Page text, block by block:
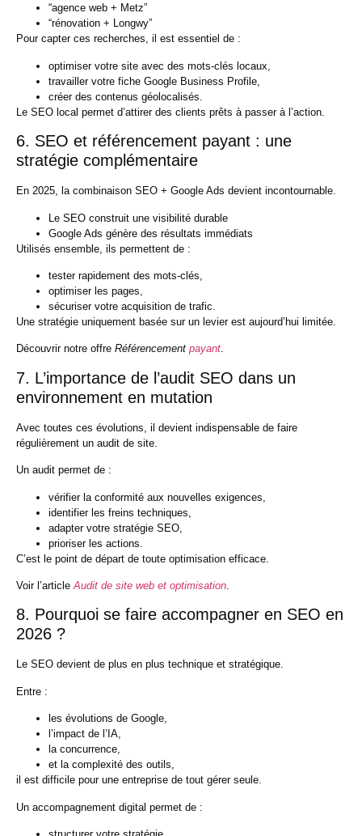
“agence web + Metz”
“rénovation + Longwy”
Pour capter ces recherches, il est essentiel de :
optimiser votre site avec des mots-clés locaux,
travailler votre fiche Google Business Profile,
créer des contenus géolocalisés.
Le SEO local permet d’attirer des clients prêts à passer à l’action
6. SEO et référencement payant : une
stratégie complémentaire
En 2025, la combinaison SEO + Google Ads devient incontournable.
Le SEO construit une visibilité durable
Google Ads génère des résultats immédiats
Utilisés ensemble, ils permettent de :
tester rapidement des mots-clés,
optimiser les pages,
sécuriser votre acquisition de trafic.
Une stratégie uniquement basée sur un levier est aujourd’hui limitée.
Découvrir notre offre Référencement payant.
7. L’importance de l’audit SEO dans un
environnement en mutation
Avec toutes ces évolutions, il devient indispensable de faire
régulièrement un audit de site
Un audit permet de :
vérifier la conformité aux nouvelles exigences,
identifier les freins techniques,
adapter votre stratégie SEO,
prioriser les actions.
C’est le point de départ de toute optimisation efficace.
Voir l’article Audit de site web et optimisation
8. Pourquoi se faire accompagner en SEO en
2026 ?
Le SEO devient de plus en plus technique et stratégique.
Entre :
les évolutions de Google,
l’impact de l’IA,
la concurrence,
et la complexité des outils,
il est difficile pour une entreprise de tout gérer seule.
Un accompagnement digital permet de :